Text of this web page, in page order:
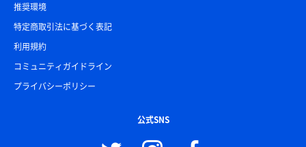
推奨環境
特定商取引法に基づく表記
利用規約
コミュニティガイドライン
プライバシーポリシー
公式SNS